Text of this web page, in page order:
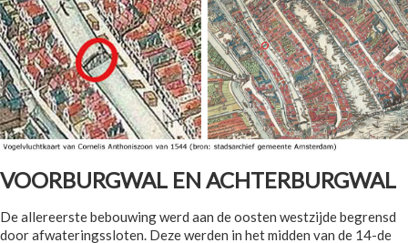
VOORBURGWAL EN ACHTERBURGWAL
De allereerste bebouwing werd aan de oosten westzijde begrensd
door afwateringssloten. Deze werden in het midden van de 14-de